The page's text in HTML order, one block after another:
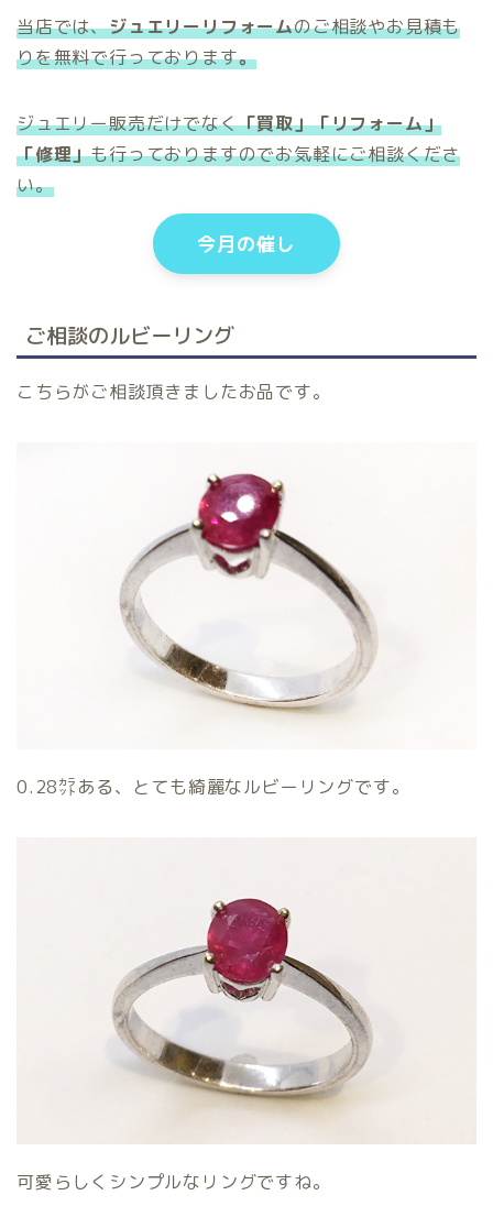
当店では、ジュエリーリフォームのご相談やお見積も
りを無料で行っております。
ジュエリー販売だけでなく「買取」「リフォーム」
「修理」も行っておりますのでお気軽にご相談くださ
い。
今月の催し
ご相談のルビーリング
こちらがご相談頂きましたお品です。
0.28㌌ある、とても綺麗なルビーリングです。
可愛らしくシンプルなリングですね。